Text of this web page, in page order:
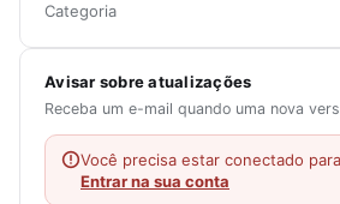
Categoria
Avisar sobre atualizações
Receba um e-mail quando uma nova
Você precisa estar conectado
Entrar na sua conta